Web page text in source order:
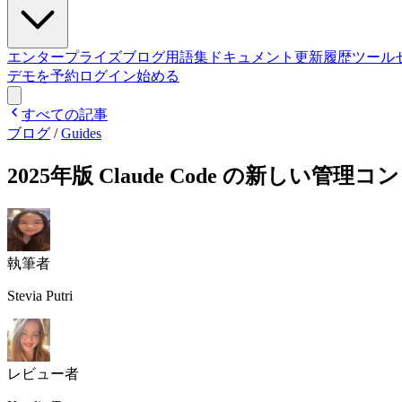
エンタープライズブログ用語集 ドキュメント 更新履歴ツール
デモを予約 ログイン始める
すべての記事
ブログ /Guides
2025年版 Claude Code の新しい管理コ
執筆者
Stevia Putri
レビュー者